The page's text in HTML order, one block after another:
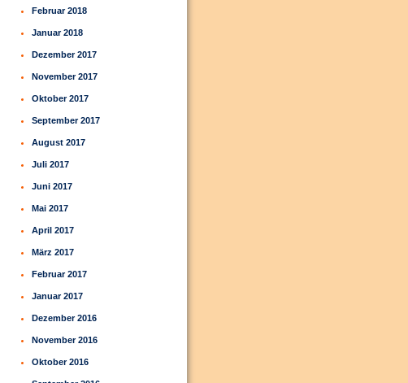
Februar 2018
Januar 2018
Dezember 2017
November 2017
Oktober 2017
September 2017
August 2017
Juli 2017
Juni 2017
Mai 2017
April 2017
März 2017
Februar 2017
Januar 2017
Dezember 2016
November 2016
Oktober 2016